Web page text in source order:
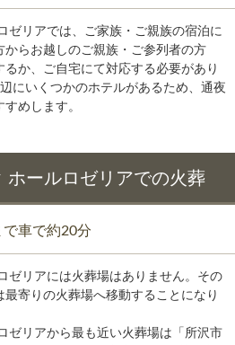
ゼリアでは、ご家族・ご親族の宿泊に
からお越しのご親族・ご参列者の方
か、ご自宅にて対応する必要があり
にいくつかのホテルがあるため、通夜
めします。
ホールロゼリアでの火葬
車で約20分
ゼリアには火葬場はありません。その
寄りの火葬場へ移動することになり
ゼリアから最も近い火葬場は「所沢市